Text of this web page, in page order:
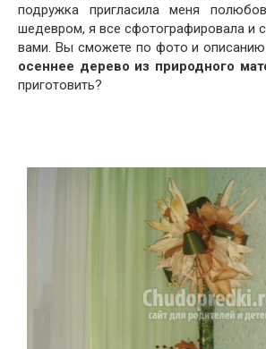
подружка пригласила меня
шедевром, я все сфотографировала и
вами. Вы сможете по фото и описанию
осеннее дерево из природного
приготовить?